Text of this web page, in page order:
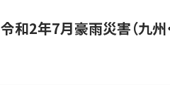
令和2年7月豪雨災害（九州